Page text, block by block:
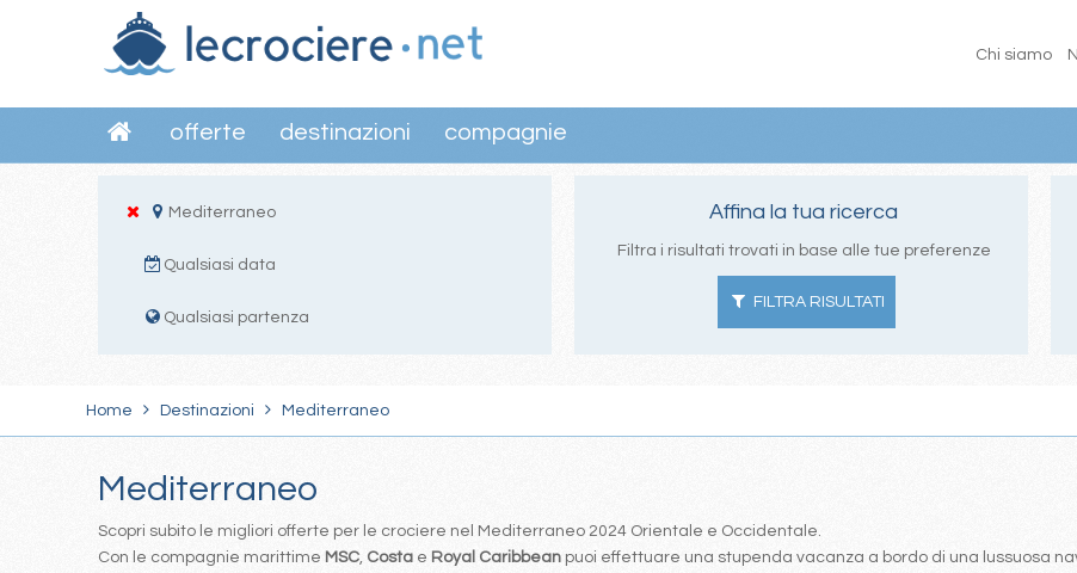
Chi siamo
offerte destinazioni compagnie
Mediterraneo
Qualsiasi data
Qualsiasi partenza
Affina la tua ricerca
Filtra i risultati trovati in base alle tue preferenze
FILTRA RISULTATI
Home Destinazioni Mediterraneo
Mediterraneo
Scopri subito le migliori offerte per le crociere nel Mediterraneo 2024 Orientale e Occidentale.
Con le compagnie marittime MSC, Costa e Royal Caribbean puoi effettuare una stupenda vacanza a bordo di una lussuosa